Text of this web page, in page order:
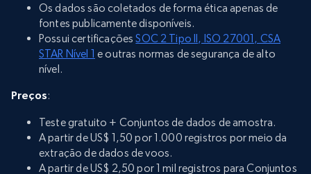
Os dados são coletados de forma ética apenas de
fontes publicamente disponíveis.
Possui certificaçõesSOC 2 Tipo II, ISO 27001, CSA
STAR Nível 1 e outras normas de segurança de alto
nível.
Preços:
Teste gratuito + Conjuntos de dados de amostra.
A partir de US$ 1,50 por 1.000 registros por meio da
extração de dados de voos.
A partir de US$ 2,50 por 1 mil registros para Conjuntos